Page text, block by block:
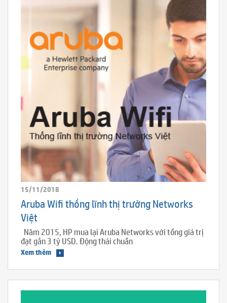
15/11/2018
Aruba Wifi thống lĩnh thị trường Networks
Việt
Năm 2015, HP mua lại Aruba Networks với tổng giá trị
đạt gần 3 tỷ USD. Động thái chuẩn
Xem thêm